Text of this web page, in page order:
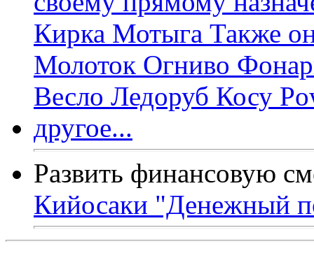
Развить финансовую
Кийосаки "Денежный